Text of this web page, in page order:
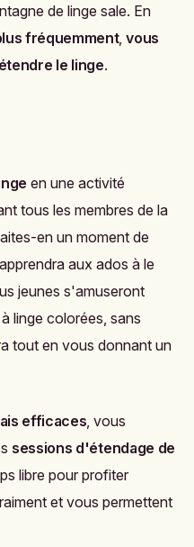
de linge sale. En
fréquemment,vous
le linge.
en une activité
tous les membres de la
en un moment de
aux ados à le
jeunes s'amuseront
linge colorées, sans
tout en vous donnant un
efficaces , vous
sessions d'étendage de
libre pour profiter
et vous permettent